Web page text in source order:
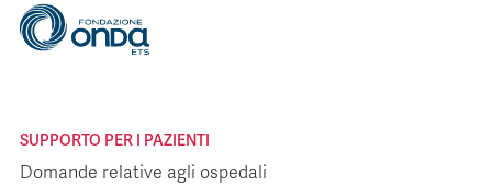
SUPPORTO PER I PAZIENTI
Domande relative agli ospedali